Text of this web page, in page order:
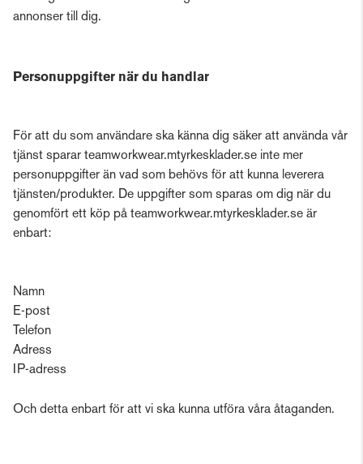
annonser till dig.
Personuppgifter när du handlar
För att du som användare ska känna dig säker att använda vår
tjänst sparar teamworkwear.mtyrkesklader.se inte mer
personuppgifter än vad som behövs för att kunna leverera
tjänsten/produkter. De uppgifter som sparas om dig när du
genomfört ett köp på teamworkwear.mtyrkesklader.se är
enbart:
Namn
E-post
Telefon
Adress
IP-adress
Och detta enbart för att vi ska kunna utföra våra åtaganden.